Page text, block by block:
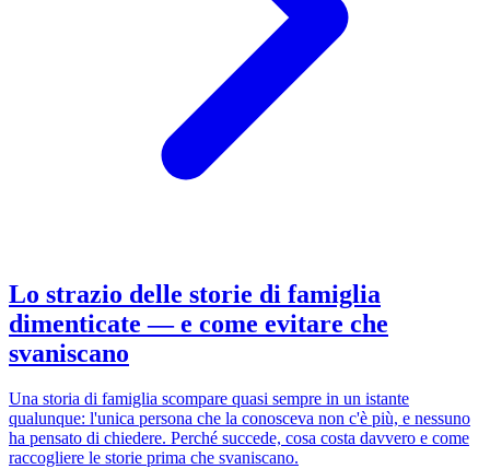
Lo strazio delle storie di famiglia
dimenticate — e come evitare che
svaniscano
Una storia di famiglia scompare quasi sempre in un istante
qualunque: l'unica persona che la conosceva non c'è più, e nessuno
ha pensato di chiedere. Perché succede, cosa costa davvero e come
raccogliere le storie prima che svaniscano.